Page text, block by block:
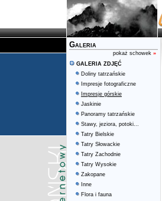
Galeria
pokaż schowek »
GALERIA ZDJĘĆ
Doliny tatrzańskie
Impresje fotograficzne
Impresje górskie
Jaskinie
Panoramy tatrzańskie
Stawy, jeziora, potoki...
Tatry Bielskie
Tatry Słowackie
Tatry Zachodnie
Tatry Wysokie
Zakopane
Inne
Flora i fauna